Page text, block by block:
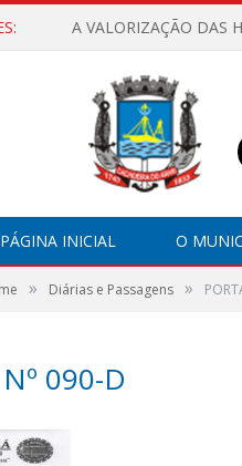
A VALORIZAÇÃO DAS
PÁGINA INICIAL O
» Diárias e Passagens »
090-D